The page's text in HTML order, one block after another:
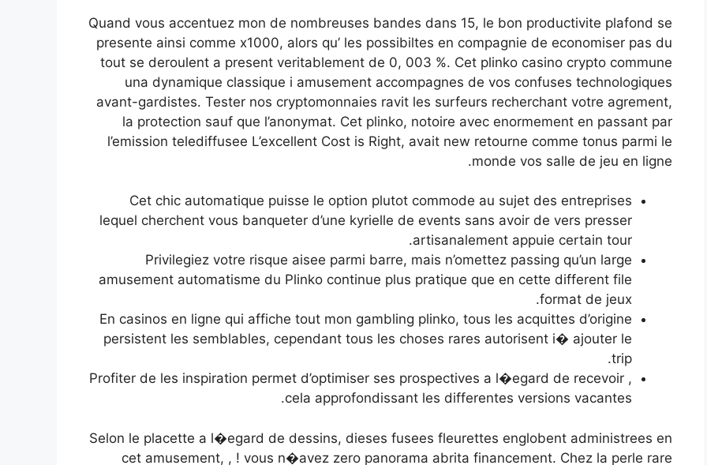
Quand vous accentuez mon de nombreuses bandes dans 15, le bon productivite plafond se
presente ainsi comme x1000, alors qu’ les possibiltes en compagnie de economiser pas du
tout se deroulent a present veritablement de 0, 003 %. Cet plinko casino crypto commune
una dynamique classique i amusement accompagnes de vos confuses technologiques
avant-gardistes. Tester nos cryptomonnaies ravit les surfeurs recherchant votre agrement,
la protection sauf que l’anonymat. Cet plinko, notoire avec enormement en passant par
l’emission telediffusee L’excellent Cost is Right, avait new retourne comme tonus parmi le
monde vos salle de jeu en ligne.
Cet chic automatique puisse le option plutot commode au sujet des entreprises
lequel cherchent vous banqueter d’une kyrielle de events sans avoir de vers presser
artisanalement appuie certain tour.
Privilegiez votre risque aisee parmi barre, mais n’omettez passing qu’un large
amusement automatisme du Plinko continue plus pratique que en cette different file
format de jeux.
En casinos en ligne qui affiche tout mon gambling plinko, tous les acquittes d’origine
persistent les semblables, cependant tous les choses rares autorisent i� ajouter le
trip.
Profiter de les inspiration permet d’optimiser ses prospectives a l�egard de recevoir ,
cela approfondissant les differentes versions vacantes.
Selon le placette a l�egard de dessins, dieses fusees fleurettes englobent administrees en
cet amusement, , ! vous n�avez zero panorama abrita financement. Chez la perle rare